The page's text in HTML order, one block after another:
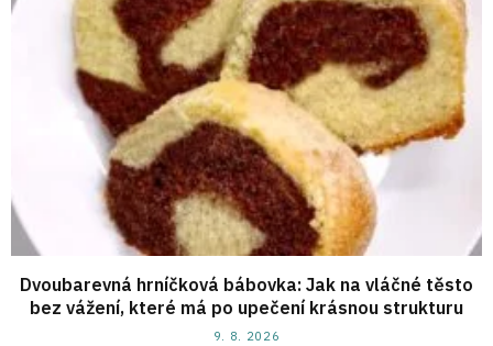
Dvoubarevná hrníčková bábovka: Jak na vláčné těsto
bez vážení, které má po upečení krásnou strukturu
9. 8. 2026